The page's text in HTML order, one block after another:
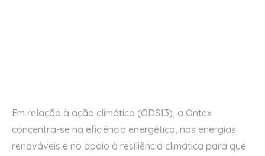
Em relação à ação climática (ODS13), a Ontex
concentra-se na eficiência energética, nas energias
renováveis e no apoio à resiliência climática para que